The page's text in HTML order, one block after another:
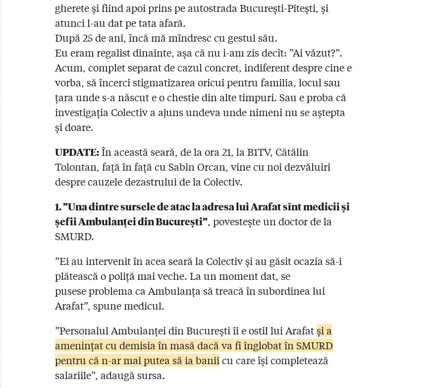
gherete și fiind apoi prins pe autostrada București-Pitești, și
atunci l-au dat pe tata afară.
După 25 de ani, încă mă mîndresc cu gestul său.
Eu eram regalist dinainte, așa că nu i-am zis decît: ”Ai văzut?”.
Acum, complet separat de cazul concret, indiferent despre cine e
vorba, să încerci stigmatizarea oricui pentru familia, locul sau
țara unde s-a născut e o chestie din alte timpuri. Sau e proba că
investigația Colectiv a ajuns undeva unde nimeni nu se aștepta
și doare.
UPDATE:În această seară, de la ora 21, la B1TV, Cătălin
Tolontan, față în față cu Sabin Orcan, vine cu noi dezvăluiri
despre cauzele dezastrului de la Colectiv.
1. ”Una dintre sursele de atac la adresa lui Arafat sînt medicii și
șefii Ambulanței din București”, povestește un doctor de la
SMURD.
”Ei au intervenit în acea seară la Colectiv și au găsit ocazia să-i
plătească o poliță mai veche. La un moment dat, se
pusese problema ca Ambulanța să treacă în subordinea lui
Arafat”, spune medicul.
”Personalul Ambulanței din București îi e ostil lui Arafatși a
amenințat cu demisia în masă dacă va fi înglobat în SMURD
pentru că n-ar mai putea să ia banii cu care își completează
salariile”, adaugă sursa.